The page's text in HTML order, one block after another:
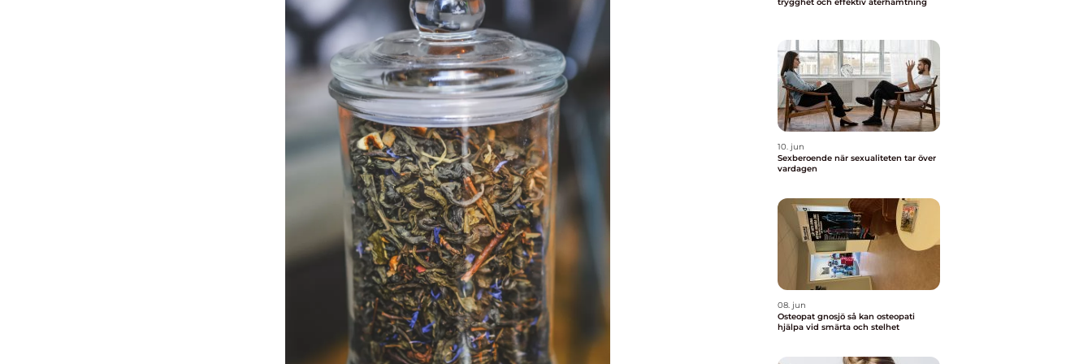
10. jun
Sexberoende när sexualiteten tar över
vardagen
08. jun
Osteopat gnosjö så kan osteopati
hjälpa vid smärta och stelhet